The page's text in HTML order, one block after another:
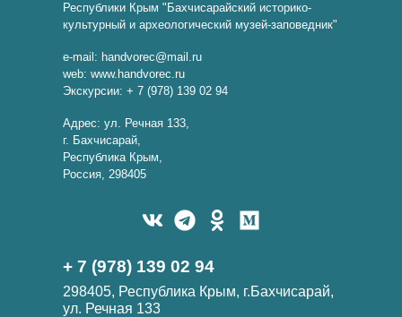
Республики Крым "Бахчисарайский историко-
культурный и археологический музей-заповедник"
e-mail: handvorec@mail.ru
web: www.handvorec.ru
Экскурсии: + 7 (978) 139 02 94
Адрес: ул. Речная 133,
г. Бахчисарай,
Республика Крым,
Россия, 298405
+ 7 (978) 139 02 94
298405, Республика Крым, г.Бахчисарай,
ул. Речная 133